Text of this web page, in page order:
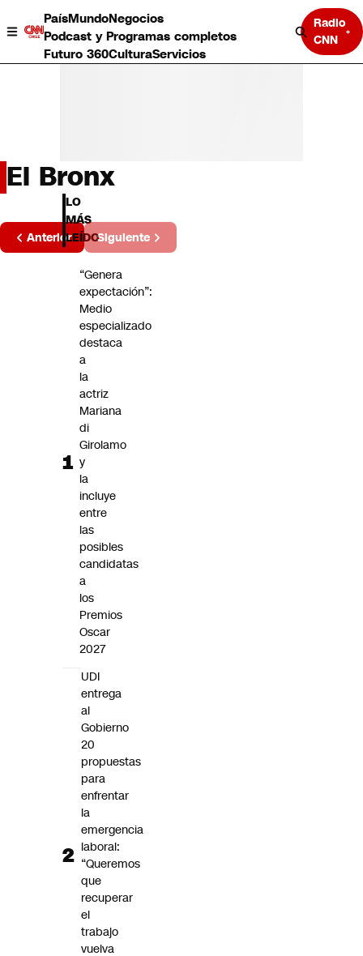
PaísMundoNegocios
Podcast y Programas completos
Futuro 360CulturaServicios
Radio
CNN
Negocios
Deportes
Programas completos
CNN tiempo
El Bronx
Página
2 de 1
Anterior Siguiente
LO
MÁS
LEÍDO
“Genera
expectación”:
Medio
especializado
destaca
a
la
actriz
Mariana
di
Girolamo
y
la
incluye
entre
las
posibles
candidatas
a
los
Premios
Oscar
2027
UDI
entrega
al
Gobierno
20
propuestas
para
enfrentar
la
emergencia
laboral:
“Queremos
que
recuperar
el
trabajo
vuelva